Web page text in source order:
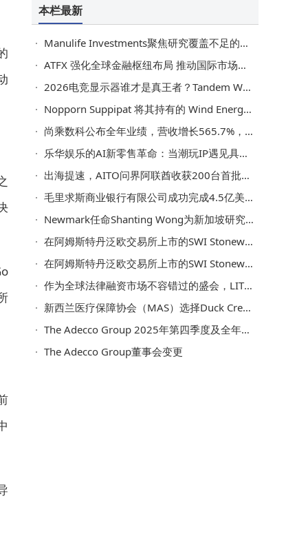
本栏最新
Manulife Investments聚焦研究覆盖不足的新加坡中小市值公司，推出全新收益策略
ATFX 强化全球金融枢纽布局 推动国际市场影响力持续提升
2026电竞显示器谁才是真王者？Tandem WOLED叠曜屏技术深度解析
Nopporn Suppipat 将其持有的 Wind Energy Holding 全部股权售予 Harbour
尚乘数科公布全年业绩，营收增长565.7%，净收入增长132.7%，净资产增长280.2%
乐华娱乐的AI新零售革命：当潮玩IP遇见具身智能机器人
出海提速，AITO问界阿联酋收获200台首批订单，迎来开门红
毛里求斯商业银行有限公司成功完成4.5亿美元银团定期贷款
Newmark任命Shanting Wong为新加坡研究部负责人
在阿姆斯特丹泛欧交易所上市的SWI Stoneweg Icona Group通过对欧洲领先的NVIDIA云合作伙伴Polarise进行多数股权投资进军AI算力领域，打造一体化的欧洲AI基础设施平台
在阿姆斯特丹泛欧交易所上市的SWI Stoneweg Icona Group签署协议，收购一家美国数据中心公司的重要股权，以扩大其数字足迹
作为全球法律融资市场不容错过的盛会，LITFINCON Asia即将首次登陆新加坡
新西兰医疗保障协会（MAS）选择Duck Creek Technologies推进核心保险业务现代化
The Adecco Group 2025年第四季度及全年业绩
The Adecco Group董事会变更